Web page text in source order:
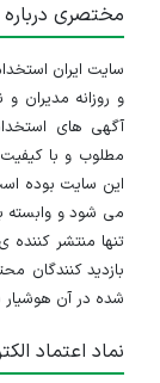
مختصری
و روزانه
آگهی های
مطلوب و با
این سایت بوده
می شود و وابسته
تنها منتشر
بازدید
شده در آن هوشیار
نماد اعتماد